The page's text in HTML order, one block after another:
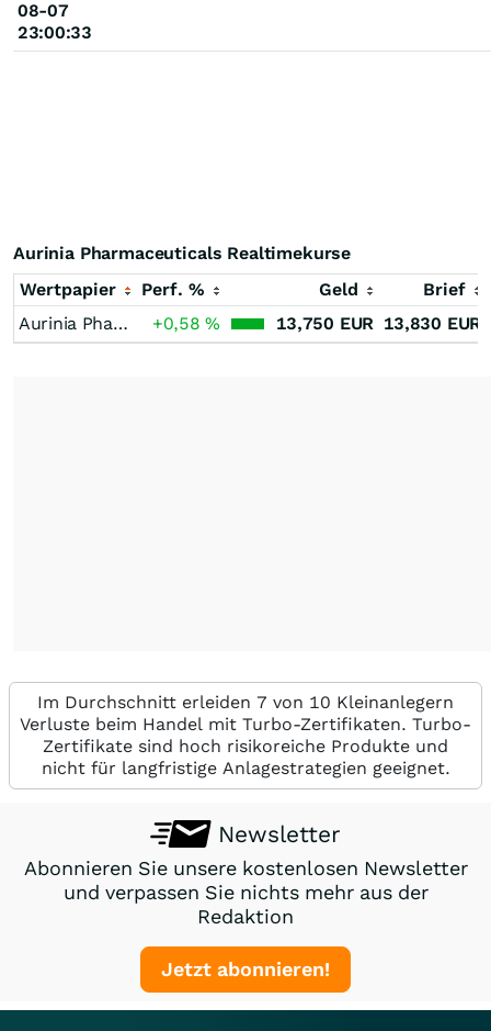
08-07
23:00:33
Aurinia Pharmaceuticals Realtimekurse
Wertpapier
Perf. % Geld
Brief
Aurinia Pharmaceuticals
+0,58% 13,750 EUR 13,830 EUR
Im Durchschnitt erleiden 7 von 10 Kleinanlegern
Verluste beim Handel mit Turbo-Zertifikaten. Turbo-
Zertifikate sind hoch risikoreiche Produkte und
nicht für langfristige Anlagestrategien geeignet.
Newsletter
Abonnieren Sie unsere kostenlosen Newsletter
und verpassen Sie nichts mehr aus der
Redaktion
Jetzt abonnieren!